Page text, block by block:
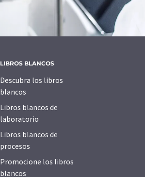
LIBROS BLANCOS
Descubra los libros
blancos
Libros blancos de
laboratorio
Libros blancos de
procesos
Promocione los libros
blancos